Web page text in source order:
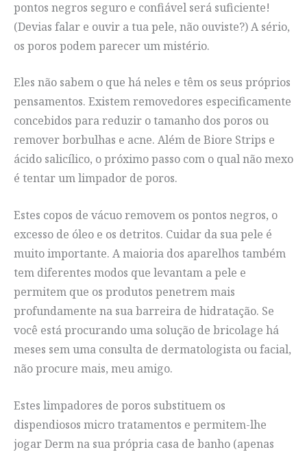
pontos negros seguro e confiável será suficiente!
(Devias falar e ouvir a tua pele, não ouviste?) A sério,
os poros podem parecer um mistério.
Eles não sabem o que há neles e têm os seus próprios
pensamentos. Existem removedores especificamente
concebidos para reduzir o tamanho dos poros ou
remover borbulhas e acne. Além de Biore Strips e
ácido salicílico, o próximo passo com o qual não mexo
é tentar um limpador de poros.
Estes copos de vácuo removem os pontos negros, o
excesso de óleo e os detritos. Cuidar da sua pele é
muito importante. A maioria dos aparelhos também
tem diferentes modos que levantam a pele e
permitem que os produtos penetrem mais
profundamente na sua barreira de hidratação. Se
você está procurando uma solução de bricolage há
meses sem uma consulta de dermatologista ou facial,
não procure mais, meu amigo.
Estes limpadores de poros substituem os
dispendiosos micro tratamentos e permitem-lhe
jogar Derm na sua própria casa de banho (apenas